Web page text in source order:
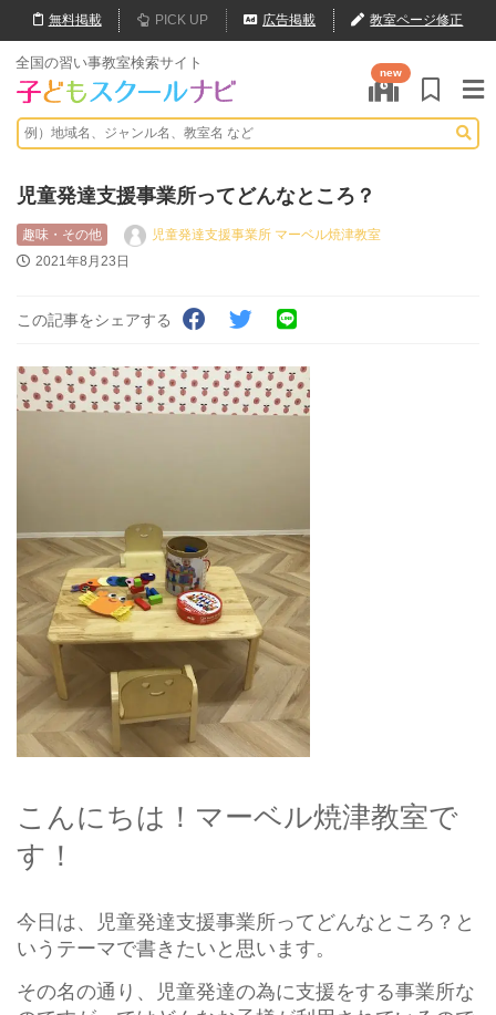
無料掲載 PICK UP 広告掲載 教室ページ修正
全国の習い事教室検索サイト
new
児童発達支援事業所ってどんなところ？
趣味・その他
児童発達支援事業所 マーベル焼津教室
2021年8月23日
この記事をシェアする
こんにちは！マーベル焼津教室で
す！
今日は、児童発達支援事業所ってどんなところ？と
いうテーマで書きたいと思います。
その名の通り、児童発達の為に支援をする事業所な